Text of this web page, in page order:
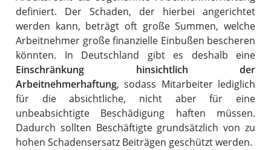
definiert. Der Schaden, der hierbei angerichtet
werden kann, beträgt oft große Summen, welche
Arbeitnehmer große finanzielle Einbußen bescheren
könnten. In Deutschland gibt es deshalb eine
Einschränkung hinsichtlich der
Arbeitnehmerhaftung, sodass Mitarbeiter lediglich
für die absichtliche, nicht aber für eine
unbeabsichtigte Beschädigung haften müssen.
Dadurch sollten Beschäftigte grundsätzlich von zu
hohen Schadensersatz Beiträgen geschützt werden.